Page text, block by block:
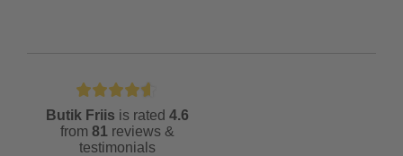
Butik Friis is rated 4.6
from 81 reviews &
testimonials